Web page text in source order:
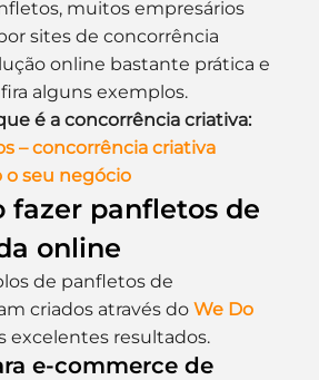
muitos empresários
sites de concorrência
online bastante prática e
alguns exemplos.
é a concorrência criativa:
– concorrência criativa
o seu negócio
fazer panfletos de
online
de panfletos de
criados através do We Do
excelentes resultados.
e-commerce de